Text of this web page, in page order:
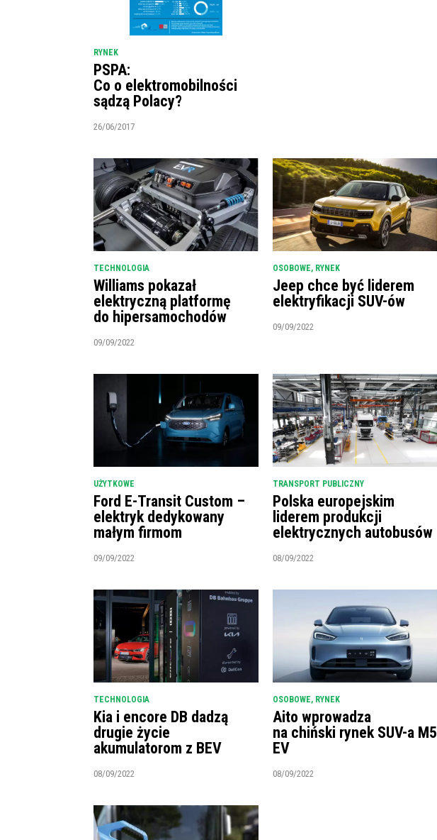
RYNEK
PSPA:
Co o elektromobilności
sądzą Polacy?
26/06/2017
TECHNOLOGIA
Williams pokazał
elektryczną platformę
do hipersamochodów
09/09/2022
OSOBOWE, RYNEK
Jeep chce być liderem
elektryfikacji SUV-ów
09/09/2022
UŻYTKOWE
Ford E-Transit Custom –
elektryk dedykowany
małym firmom
09/09/2022
TRANSPORT PUBLICZNY
Polska europejskim
liderem produkcji
elektrycznych autobusów
08/09/2022
TECHNOLOGIA
Kia i encore DB dadzą
drugie życie
akumulatorom z BEV
08/09/2022
OSOBOWE, RYNEK
Aito wprowadza
na chiński rynek SUV-a M5
EV
08/09/2022